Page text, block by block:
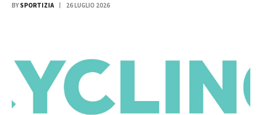
BY SPORTIZIA 26 LUGLIO 2026